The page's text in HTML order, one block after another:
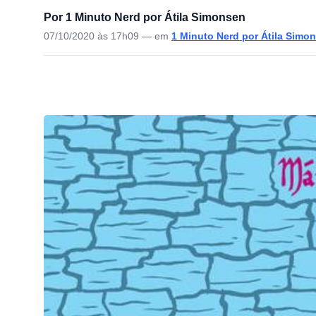
Por 1 Minuto Nerd por Átila Simonsen
07/10/2020 às 17h09 — em 1 Minuto Nerd por Átila